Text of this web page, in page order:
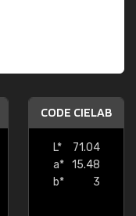
CODE CIELAB
L*
71.04
a*
15.48
b*
3